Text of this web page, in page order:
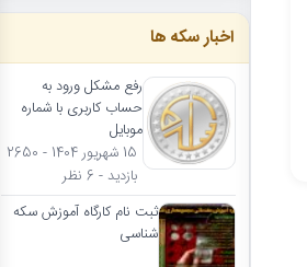
اخبار سکه ها
رفع مشکل ورود به
حساب کاربری با شماره
موبایل
15 شهریور 1404 - 2650
بازدید - 6 نظر
ثبت نام کارگاه آموزش سکه
شناسی